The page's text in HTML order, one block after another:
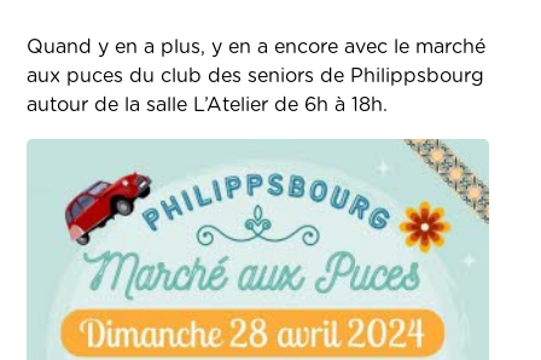
Quand y en a plus, y en a encore avec le marché
aux puces du club des seniors de Philippsbourg
autour de la salle L’Atelier de 6h à 18h.